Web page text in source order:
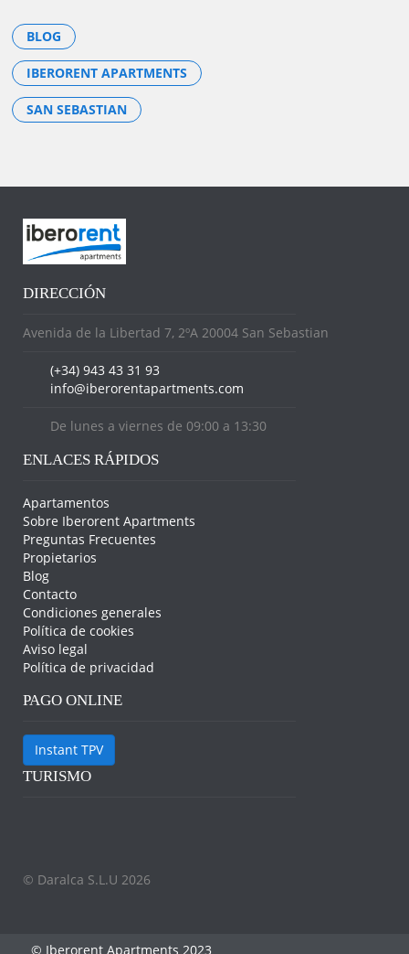
BLOG
IBERORENT APARTMENTS
SAN SEBASTIAN
DIRECCIÓN
Avenida de la Libertad 7, 2ºA 20004 San Sebastian
(+34) 943 43 31 93
info@iberorentapartments.com
De lunes a viernes de 09:00 a 13:30
ENLACES RÁPIDOS
Apartamentos
Sobre Iberorent Apartments
Preguntas Frecuentes
Propietarios
Blog
Contacto
Condiciones generales
Política de cookies
Aviso legal
Política de privacidad
PAGO ONLINE
Instant TPV
TURISMO
© Daralca S.L.U 2026
© Iberorent Apartments 2023